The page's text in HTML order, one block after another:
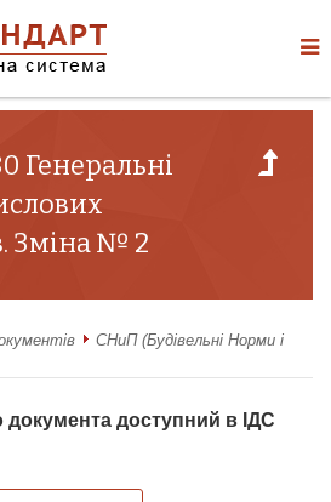
Генеральні
Зміна № 2
СНиП (Будівельні Норми і
документа доступний в ІДС